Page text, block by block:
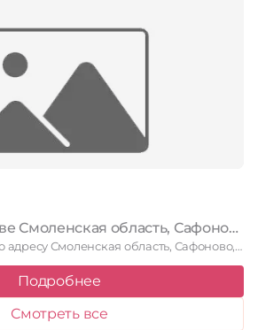
Фиеста в Сафонове Смоленская область, Сафоново, улица Свободы, 4
Фиеста в Сафонове по адресу Смоленская область, Сафоново, улица Свободы, …
Подробнее
Смотреть все